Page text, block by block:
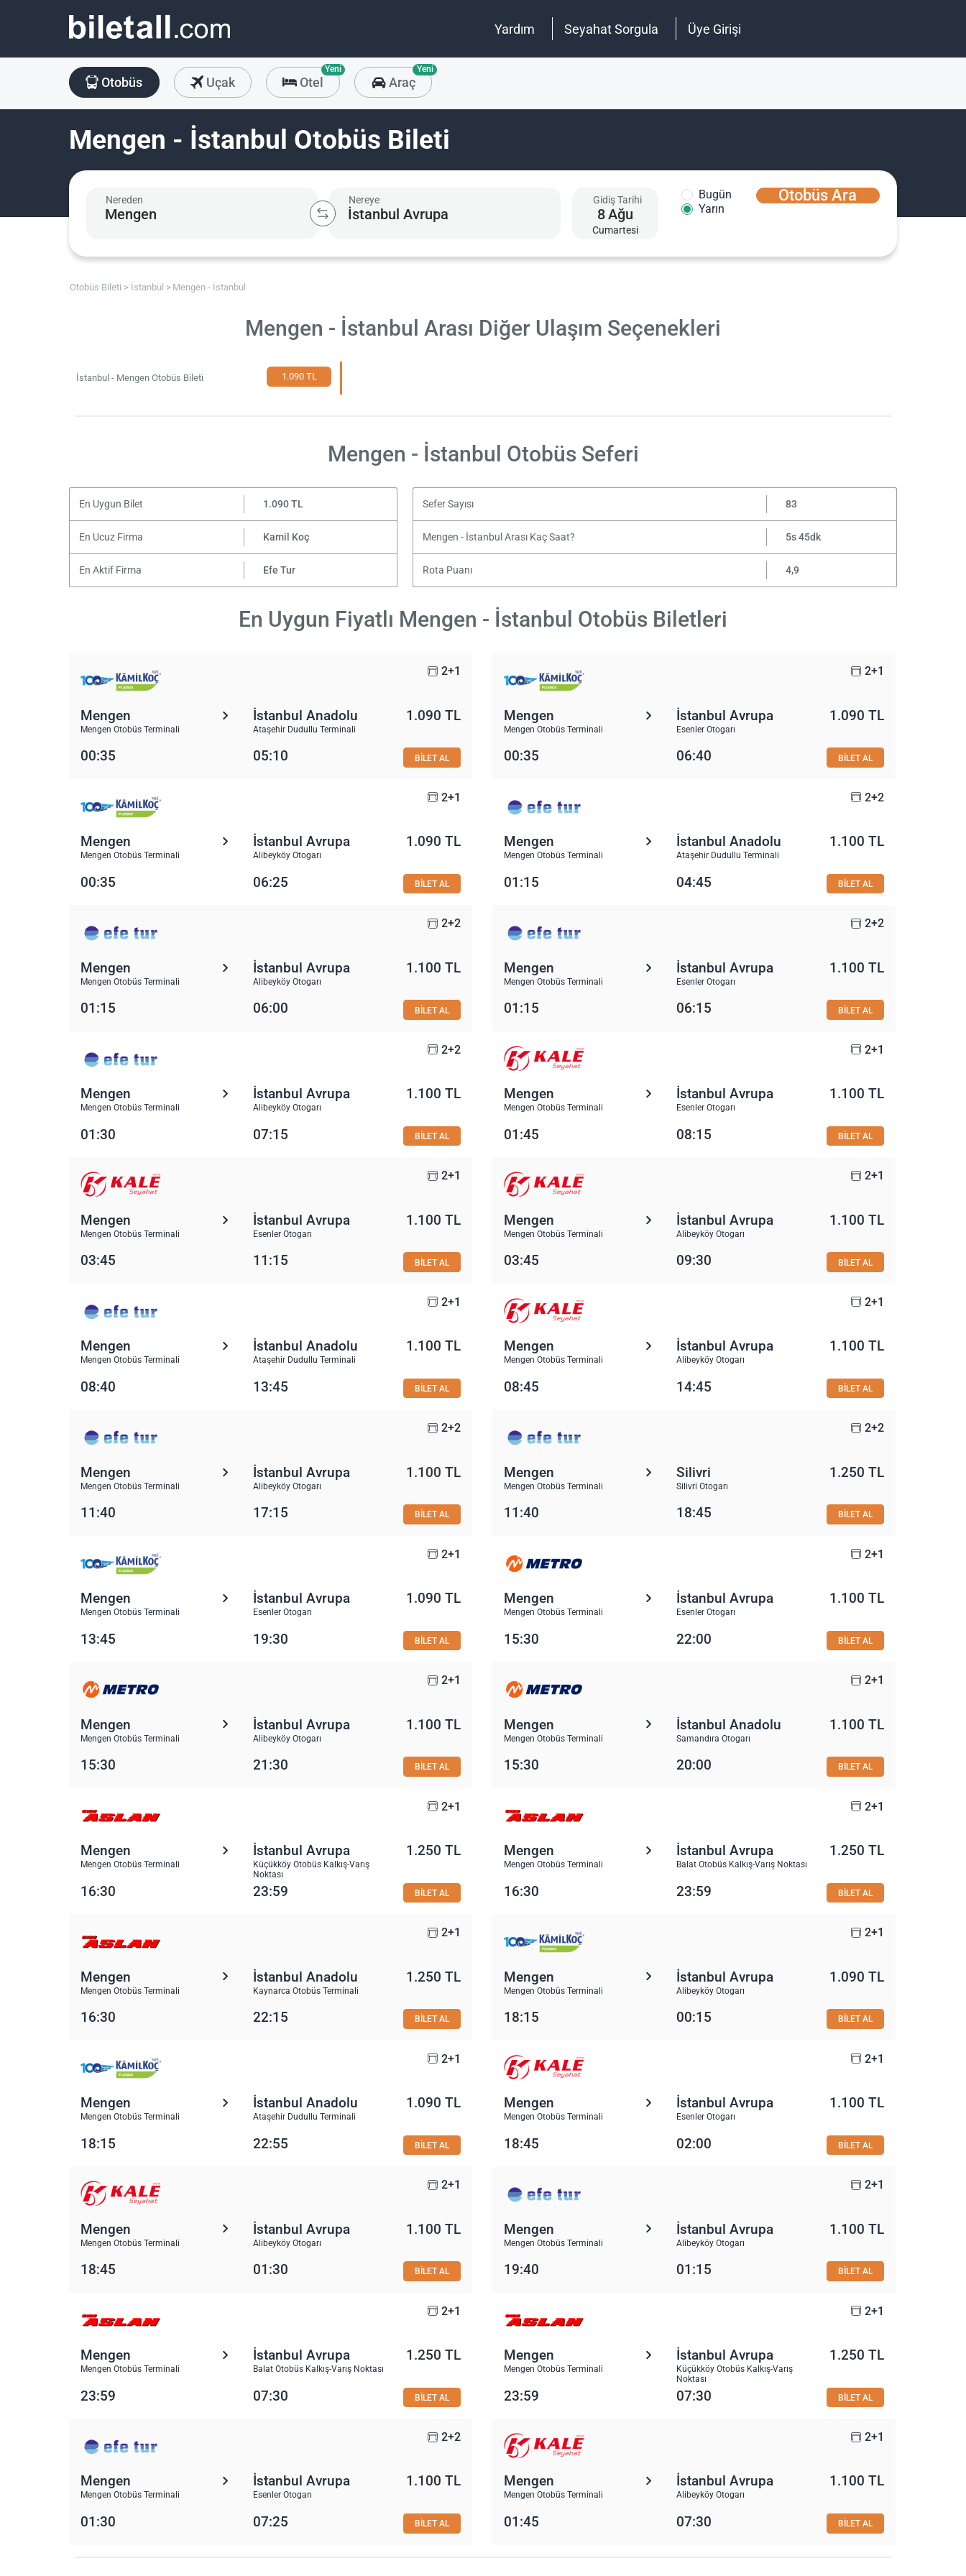
Yardım Seyahat Sorgula Üye Girişi
Otobüs Uçak Otel
Yeni
Araç
Yeni
Mengen - İstanbul Otobüs Bileti
Nereden Nereye Gidiş Tarihi
8Ağu
Cumartesi
Bugün
Yarın
Otobüs Ara
Otobüs Bileti İstanbul Mengen - İstanbul
Mengen - İstanbul Arası Diğer Ulaşım Seçenekleri
İstanbul - Mengen Otobüs Bileti 1.090 TL
Mengen - İstanbul Otobüs Seferi
En Uygun Bilet 1.090 TL Sefer Sayısı 83
En Ucuz Firma Kamil Koç Mengen - İstanbul Arası Kaç Saat? 5s 45dk
En Aktif Firma Efe Tur Rota Puanı 4,9
En Uygun Fiyatlı Mengen - İstanbul Otobüs Biletleri
2+1
Mengen
Mengen Otobüs Terminali
İstanbul Anadolu
Ataşehir Dudullu Terminali
1.090 TL
00:35 05:10 BİLET AL
2+1
Mengen
Mengen Otobüs Terminali
İstanbul Avrupa
Esenler Otogarı
1.090 TL
00:35 06:40 BİLET AL
2+1
Mengen
Mengen Otobüs Terminali
İstanbul Avrupa
Alibeyköy Otogarı
1.090 TL
00:35 06:25 BİLET AL
2+2
Mengen
Mengen Otobüs Terminali
İstanbul Anadolu
Ataşehir Dudullu Terminali
1.100 TL
01:15 04:45 BİLET AL
2+2
Mengen
Mengen Otobüs Terminali
İstanbul Avrupa
Alibeyköy Otogarı
1.100 TL
01:15 06:00 BİLET AL
2+2
Mengen
Mengen Otobüs Terminali
İstanbul Avrupa
Esenler Otogarı
1.100 TL
01:15 06:15 BİLET AL
2+2
Mengen
Mengen Otobüs Terminali
İstanbul Avrupa
Alibeyköy Otogarı
1.100 TL
01:30 07:15 BİLET AL
2+1
Mengen
Mengen Otobüs Terminali
İstanbul Avrupa
Esenler Otogarı
1.100 TL
01:45 08:15 BİLET AL
2+1
Mengen
Mengen Otobüs Terminali
İstanbul Avrupa
Esenler Otogarı
1.100 TL
03:45 11:15 BİLET AL
2+1
Mengen
Mengen Otobüs Terminali
İstanbul Avrupa
Alibeyköy Otogarı
1.100 TL
03:45 09:30 BİLET AL
2+1
Mengen
Mengen Otobüs Terminali
İstanbul Anadolu
Ataşehir Dudullu Terminali
1.100 TL
08:40 13:45 BİLET AL
2+1
Mengen
Mengen Otobüs Terminali
İstanbul Avrupa
Alibeyköy Otogarı
1.100 TL
08:45 14:45 BİLET AL
2+2
Mengen
Mengen Otobüs Terminali
İstanbul Avrupa
Alibeyköy Otogarı
1.100 TL
11:40 17:15 BİLET AL
2+2
Mengen
Mengen Otobüs Terminali
Silivri
Silivri Otogarı
1.250 TL
11:40 18:45 BİLET AL
2+1
Mengen
Mengen Otobüs Terminali
İstanbul Avrupa
Esenler Otogarı
1.090 TL
13:45 19:30 BİLET AL
2+1
Mengen
Mengen Otobüs Terminali
İstanbul Avrupa
Esenler Otogarı
1.100 TL
15:30 22:00 BİLET AL
2+1
Mengen
Mengen Otobüs Terminali
İstanbul Avrupa
Alibeyköy Otogarı
1.100 TL
15:30 21:30 BİLET AL
2+1
Mengen
Mengen Otobüs Terminali
İstanbul Anadolu
Samandıra Otogarı
1.100 TL
15:30 20:00 BİLET AL
2+1
Mengen
Mengen Otobüs Terminali
İstanbul Avrupa
Küçükköy Otobüs Kalkış-Varış
Noktası
1.250 TL
16:30 23:59 BİLET AL
2+1
Mengen
Mengen Otobüs Terminali
İstanbul Avrupa
Balat Otobüs Kalkış-Varış Noktası
1.250 TL
16:30 23:59 BİLET AL
2+1
Mengen
Mengen Otobüs Terminali
İstanbul Anadolu
Kaynarca Otobüs Terminali
1.250 TL
16:30 22:15 BİLET AL
2+1
Mengen
Mengen Otobüs Terminali
İstanbul Avrupa
Alibeyköy Otogarı
1.090 TL
18:15 00:15 BİLET AL
2+1
Mengen
Mengen Otobüs Terminali
İstanbul Anadolu
Ataşehir Dudullu Terminali
1.090 TL
18:15 22:55 BİLET AL
2+1
Mengen
Mengen Otobüs Terminali
İstanbul Avrupa
Esenler Otogarı
1.100 TL
18:45 02:00 BİLET AL
2+1
Mengen
Mengen Otobüs Terminali
İstanbul Avrupa
Alibeyköy Otogarı
1.100 TL
18:45 01:30 BİLET AL
2+1
Mengen
Mengen Otobüs Terminali
İstanbul Avrupa
Alibeyköy Otogarı
1.100 TL
19:40 01:15 BİLET AL
2+1
Mengen
Mengen Otobüs Terminali
İstanbul Avrupa
Balat Otobüs Kalkış-Varış Noktası
1.250 TL
23:59 07:30 BİLET AL
2+1
Mengen
Mengen Otobüs Terminali
İstanbul Avrupa
Küçükköy Otobüs Kalkış-Varış
Noktası
1.250 TL
23:59 07:30 BİLET AL
2+2
Mengen
Mengen Otobüs Terminali
İstanbul Avrupa
Esenler Otogarı
1.100 TL
01:30 07:25 BİLET AL
2+1
Mengen
Mengen Otobüs Terminali
İstanbul Avrupa
Alibeyköy Otogarı
1.100 TL
01:45 07:30 BİLET AL